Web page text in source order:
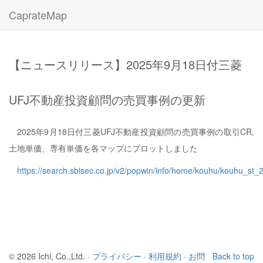
CaprateMap
【ニュースリリース】2025年9月18日付三菱
UFJ不動産投資顧問の売買事例の更新
2025年9月18日付三菱UFJ不動産投資顧問の売買事例の取引CR,
土地単価、専有単価を各マップにプロットしました
https://search.sbisec.co.jp/v2/popwin/info/home/kouhu/
Back to top
© 2026 Ichi, Co.,Ltd. · プライバシー · 利用規約 · お問